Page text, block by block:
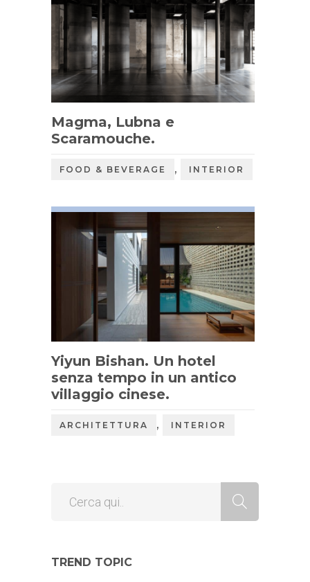
Magma, Lubna e
Scaramouche.
FOOD & BEVERAGE , INTERIOR
Yiyun Bishan. Un hotel
senza tempo in un antico
villaggio cinese.
ARCHITETTURA , INTERIOR
TREND TOPIC